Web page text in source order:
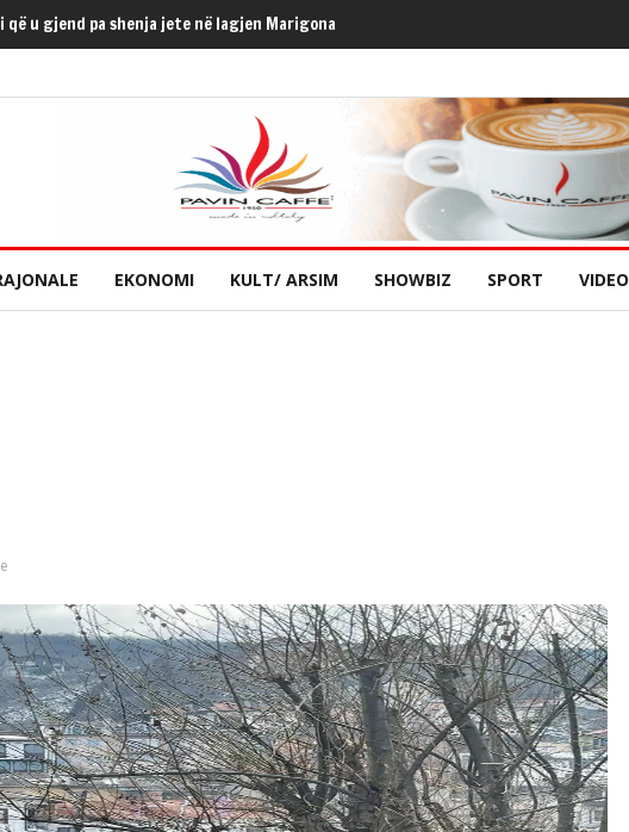
që u gjend pa shenja jete në lagjen Marigona
EKONOMI KULT/ ARSIM SHOWBIZ SPORT VIDEO